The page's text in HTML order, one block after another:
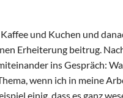
und Kuchen und
Erheiterung beitrug.
ins Gespräch:
wenn ich in meine
einig, dass es ganz